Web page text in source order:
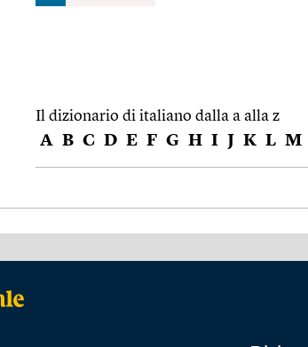
Il dizionario di italiano dalla a alla z
A B C D E F G H I J K L M